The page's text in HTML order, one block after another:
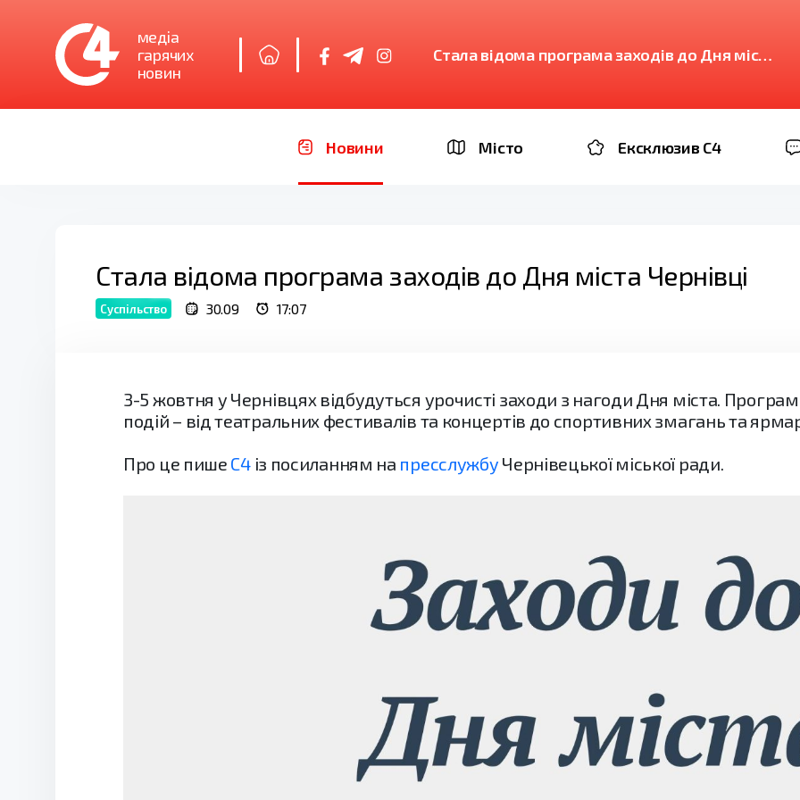
медіа
гарячих
новин
Стала відома програма заходів до Дня міста
Новини Місто Ексклюзив C4
Стала відома програма заходів до Дня міста Чернівці
Суспільство 30.09 17:07
3-5 жовтня у Чернівцях відбудуться урочисті заходи з нагоди Дня міста.
подій – від театральних фестивалів та концертів до спортивних змагань та
Про це пише C4із посиланням на пресслужбу Чернівецької міської ради.